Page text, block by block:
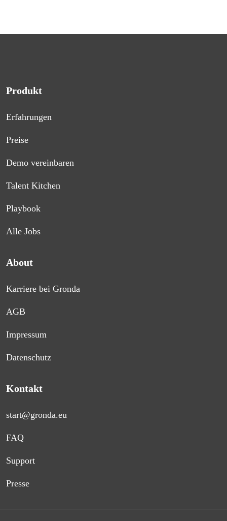
Produkt
Erfahrungen
Preise
Demo vereinbaren
Talent Kitchen
Playbook
Alle Jobs
About
Karriere bei Gronda
AGB
Impressum
Datenschutz
Kontakt
start@gronda.eu
FAQ
Support
Presse